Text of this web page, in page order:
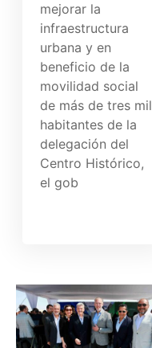
mejorar la
infraestructura
urbana y en
beneficio de la
movilidad social
de más de tres mil
habitantes de la
delegación del
Centro Histórico,
el gob